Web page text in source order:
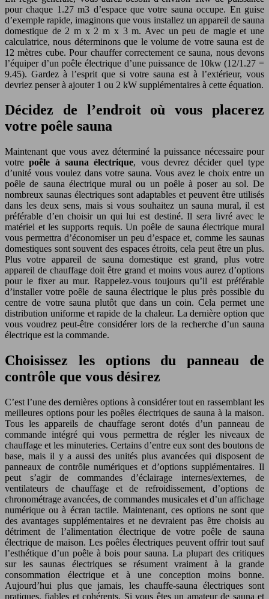
pour chaque 1.27 m3 d’espace que votre sauna occupe. En guise
d’exemple rapide, imaginons que vous installez un appareil de sauna
domestique de 2 m x 2 m x 3 m. Avec un peu de magie et une
calculatrice, nous déterminons que le volume de votre sauna est de
12 mètres cube. Pour chauffer correctement ce sauna, nous devons
l’équiper d’un poêle électrique d’une puissance de 10kw (12/1.27 =
9.45). Gardez à l’esprit que si votre sauna est à l’extérieur, vous
devriez penser à ajouter 1 ou 2 kW supplémentaires à cette équation.
Décidez de l’endroit où vous placerez
votre poêle sauna
Maintenant que vous avez déterminé la puissance nécessaire pour
votrepoêle à sauna électrique, vous devrez décider quel type
d’unité vous voulez dans votre sauna. Vous avez le choix entre un
poêle de sauna électrique mural ou un poêle à poser au sol. De
nombreux saunas électriques sont adaptables et peuvent être utilisés
dans les deux sens, mais si vous souhaitez un sauna mural, il est
préférable d’en choisir un qui lui est destiné. Il sera livré avec le
matériel et les supports requis. Un poêle de sauna électrique mural
vous permettra d’économiser un peu d’espace et, comme les saunas
domestiques sont souvent des espaces étroits, cela peut être un plus.
Plus votre appareil de sauna domestique est grand, plus votre
appareil de chauffage doit être grand et moins vous aurez d’options
pour le fixer au mur. Rappelez-vous toujours qu’il est préférable
d’installer votre poêle de sauna électrique le plus près possible du
centre de votre sauna plutôt que dans un coin. Cela permet une
distribution uniforme et rapide de la chaleur. La dernière option que
vous voudrez peut-être considérer lors de la recherche d’un sauna
électrique est la commande.
Choisissez les options du panneau de
contrôle que vous désirez
C’est l’une des dernières options à considérer tout en rassemblant les
meilleures options pour les poêles électriques de sauna à la maison.
Tous les appareils de chauffage seront dotés d’un panneau de
commande intégré qui vous permettra de régler les niveaux de
chauffage et les minuteries. Certains d’entre eux sont des boutons de
base, mais il y a aussi des unités plus avancées qui disposent de
panneaux de contrôle numériques et d’options supplémentaires. Il
peut s’agir de commandes d’éclairage internes/externes, de
ventilateurs de chauffage et de refroidissement, d’options de
chronométrage avancées, de commandes musicales et d’un affichage
numérique ou à écran tactile. Maintenant, ces options ne sont que
des avantages supplémentaires et ne devraient pas être choisis au
détriment de l’alimentation électrique de votre poêle de sauna
électrique de maison. Les poêles électriques peuvent offrir tout sauf
l’esthétique d’un poêle à bois pour sauna. La plupart des critiques
sur les saunas électriques se résument vraiment à la grande
consommation électrique et à une conception moins bonne.
Aujourd’hui plus que jamais, les chauffe-sauna électriques sont
pratiques, fiables et cohérents. Si vous êtes un amateur de sauna et